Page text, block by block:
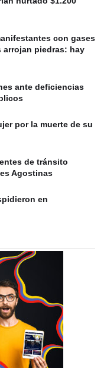
con gases
arrojan piedras: hay
ante deficiencias
por la muerte de su
de tránsito
Agostinas
en